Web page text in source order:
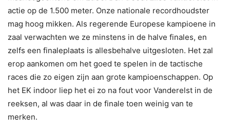
actie op de 1.500 meter. Onze nationale recordhoudster
mag hoog mikken. Als regerende Europese kampioene in
zaal verwachten we ze minstens in de halve finales, en
zelfs een finaleplaats is allesbehalve uitgesloten. Het zal
erop aankomen om het goed te spelen in de tactische
races die zo eigen zijn aan grote kampioenschappen. Op
het EK indoor liep het ei zo na fout voor Vanderelst in de
reeksen, al was daar in de finale toen weinig van te
merken.